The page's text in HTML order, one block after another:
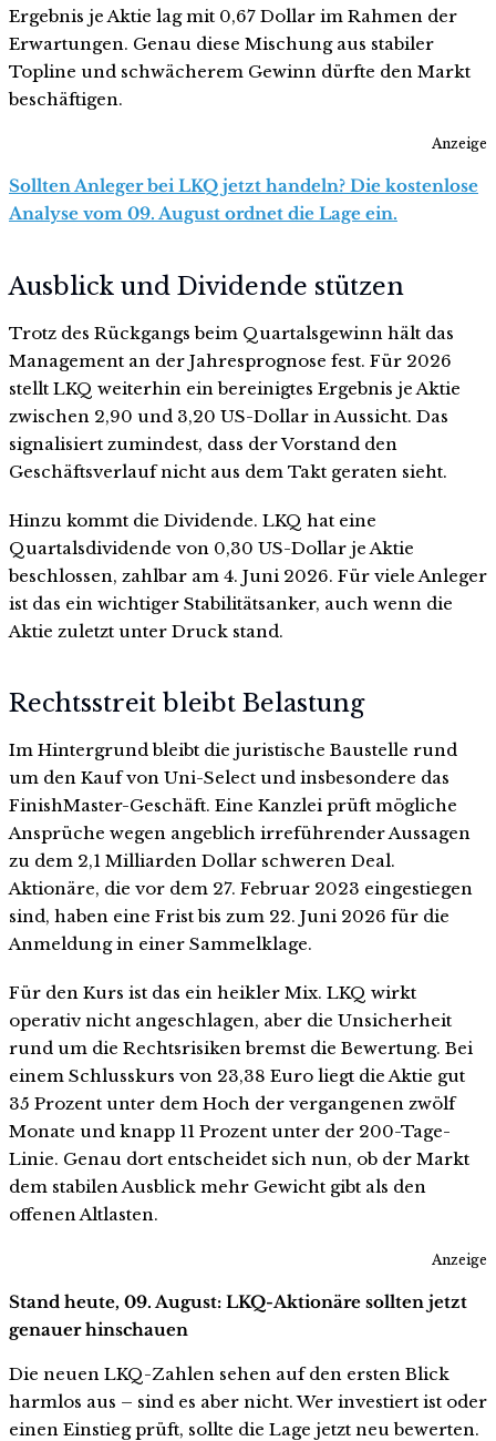
Ergebnis je Aktie lag mit 0,67 Dollar im Rahmen der
Erwartungen. Genau diese Mischung aus stabiler
Topline und schwächerem Gewinn dürfte den Markt
beschäftigen.
Anzeige
Sollten Anleger bei LKQ jetzt handeln? Die kostenlose
Analyse vom 09. August ordnet die Lage ein.
Ausblick und Dividende stützen
Trotz des Rückgangs beim Quartalsgewinn hält das
Management an der Jahresprognose fest. Für 2026
stellt LKQ weiterhin ein bereinigtes Ergebnis je Aktie
zwischen 2,90 und 3,20 US-Dollar in Aussicht. Das
signalisiert zumindest, dass der Vorstand den
Geschäftsverlauf nicht aus dem Takt geraten sieht.
Hinzu kommt die Dividende. LKQ hat eine
Quartalsdividende von 0,30 US-Dollar je Aktie
beschlossen, zahlbar am 4. Juni 2026. Für viele Anleger
ist das ein wichtiger Stabilitätsanker, auch wenn die
Aktie zuletzt unter Druck stand.
Rechtsstreit bleibt Belastung
Im Hintergrund bleibt die juristische Baustelle rund
um den Kauf von Uni-Select und insbesondere das
FinishMaster-Geschäft. Eine Kanzlei prüft mögliche
Ansprüche wegen angeblich irreführender Aussagen
zu dem 2,1 Milliarden Dollar schweren Deal.
Aktionäre, die vor dem 27. Februar 2023 eingestiegen
sind, haben eine Frist bis zum 22. Juni 2026 für die
Anmeldung in einer Sammelklage.
Für den Kurs ist das ein heikler Mix. LKQ wirkt
operativ nicht angeschlagen, aber die Unsicherheit
rund um die Rechtsrisiken bremst die Bewertung. Bei
einem Schlusskurs von 23,38 Euro liegt die Aktie gut
35 Prozent unter dem Hoch der vergangenen zwölf
Monate und knapp 11 Prozent unter der 200-Tage-
Linie. Genau dort entscheidet sich nun, ob der Markt
dem stabilen Ausblick mehr Gewicht gibt als den
offenen Altlasten.
Anzeige
Stand heute, 09. August: LKQ-Aktionäre sollten jetzt
genauer hinschauen
Die neuen LKQ-Zahlen sehen auf den ersten Blick
harmlos aus – sind es aber nicht. Wer investiert ist oder
einen Einstieg prüft, sollte die Lage jetzt neu bewerten.